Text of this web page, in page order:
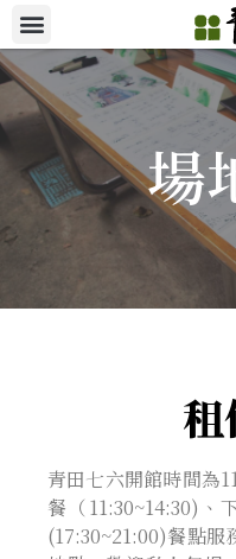
場
青田七六開館時間為
餐（11:30~14:30)、
(17:30~21:00)餐點服